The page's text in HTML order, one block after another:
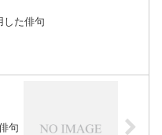
した俳句
句